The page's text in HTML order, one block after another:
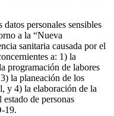
personales sensibles
a la “Nueva
sanitaria causada por el
a: 1) la
programación de labores
la planeación de los
y 4) la elaboración de la
de personas
19.